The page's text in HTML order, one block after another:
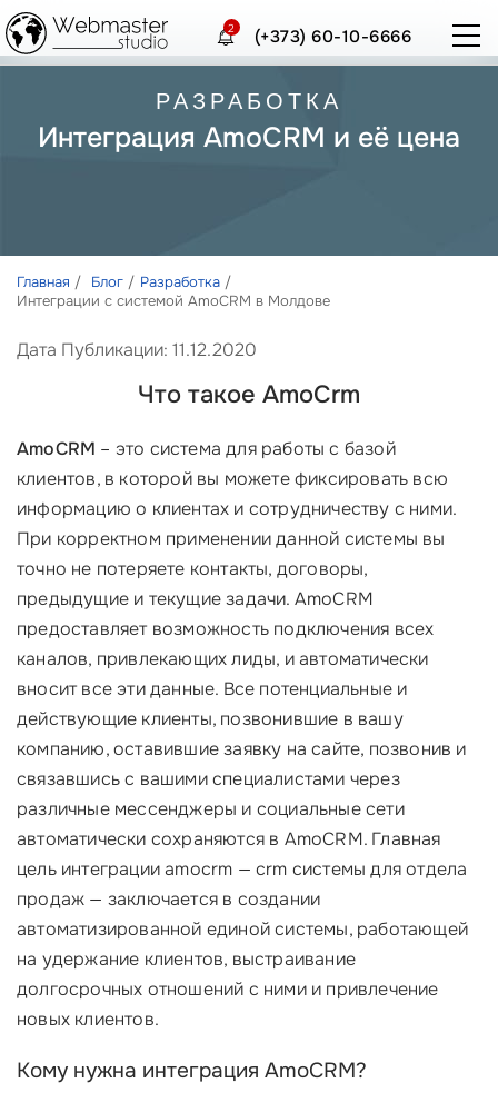
(+373) 60-10-6666
2
РАЗРАБОТКА
Интеграция AmoCRM и её цена
Главная Блог
Разработка
Интеграции с системой AmoCRM в Молдове
Дата Публикации: 11.12.2020
Что такое AmoCrm
AmoCRM – это система для работы с базой
клиентов, в которой вы можете фиксировать всю
информацию о клиентах и сотрудничеству с ними.
При корректном применении данной системы вы
точно не потеряете контакты, договоры,
предыдущие и текущие задачи. AmoCRM
предоставляет возможность подключения всех
каналов, привлекающих лиды, и автоматически
вносит все эти данные. Все потенциальные и
действующие клиенты, позвонившие в вашу
компанию, оставившие заявку на сайте, позвонив и
связавшись с вашими специалистами через
различные мессенджеры и социальные сети
автоматически сохраняются в AmoCRM. Главная
цель интеграции amocrm — crm системы для отдела
продаж — заключается в создании
автоматизированной единой системы, работающей
на удержание клиентов, выстраивание
долгосрочных отношений с ними и привлечение
новых клиентов.
Кому нужна интеграция AmoCRM?